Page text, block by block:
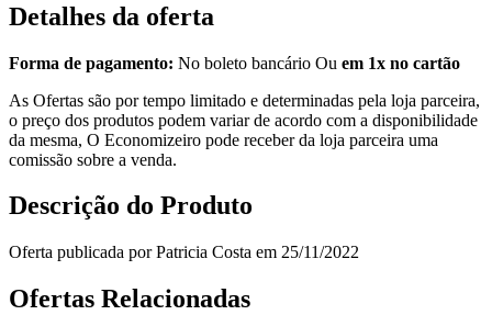
Detalhes da oferta
Forma de pagamento: No boleto bancário Ou em 1x no cartão
As Ofertas são por tempo limitado e determinadas pela loja parceira,
o preço dos produtos podem variar de acordo com a disponibilidade
da mesma, O Economizeiro pode receber da loja parceira uma
comissão sobre a venda.
Descrição do Produto
Oferta publicada por Patricia Costa em 25/11/2022
Ofertas Relacionadas